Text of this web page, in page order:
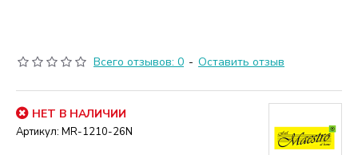
Всего отзывов: 0 - Оставить отзыв
НЕТ В НАЛИЧИИ
Артикул: MR-1210-26N